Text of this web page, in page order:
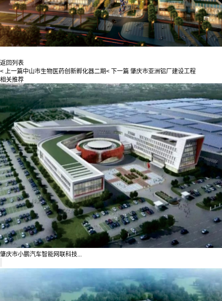
返回列表
< 上一篇中山市生物医药创新孵化器二期< 下一篇 肇庆市亚洲铝厂建设工程
相关推荐
肇庆市小鹏汽车智能网联科技...